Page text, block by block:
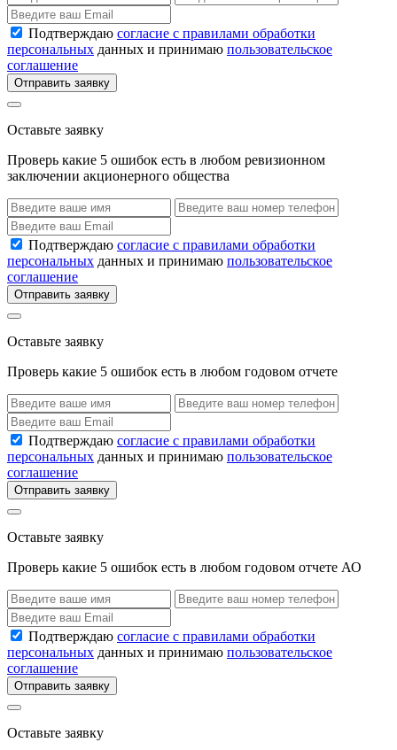
Подтверждаю согласие с правилами обработки
персональных данных и принимаю пользовательское
соглашение
Отправить заявку
Оставьте заявку
Проверь какие 5 ошибок есть в любом ревизионном
заключении акционерного общества
Подтверждаю согласие с правилами обработки
персональных данных и принимаю пользовательское
соглашение
Отправить заявку
Оставьте заявку
Проверь какие 5 ошибок есть в любом годовом отчете
Подтверждаю согласие с правилами обработки
персональных данных и принимаю пользовательское
соглашение
Отправить заявку
Оставьте заявку
Проверь какие 5 ошибок есть в любом годовом отчете АО
Подтверждаю согласие с правилами обработки
персональных данных и принимаю пользовательское
соглашение
Отправить заявку
Оставьте заявку